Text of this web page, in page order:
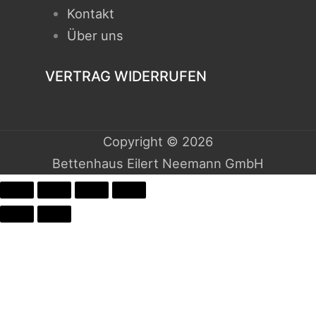
Kontakt
Über uns
VERTRAG WIDERRUFEN
Copyright © 2026
Bettenhaus Eilert Neemann GmbH